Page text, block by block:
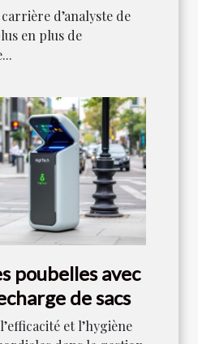
de données
d’analyste de
en plus de
poubelles avec
de sacs
et l’hygiène